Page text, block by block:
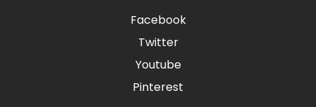
Facebook
Twitter
Youtube
Pinterest